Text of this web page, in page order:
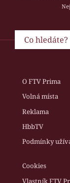
O FTV Prima
Volná místa
Reklama
HbbTV
Podmínky
Cookies
Vlastník FTV